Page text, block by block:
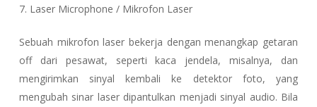
7. Laser Microphone / Mikrofon Laser
Sebuah mikrofon laser bekerja dengan menangkap getaran
off dari pesawat, seperti kaca jendela, misalnya, dan
mengirimkan sinyal kembali ke detektor foto, yang
mengubah sinar laser dipantulkan menjadi sinyal audio. Bila